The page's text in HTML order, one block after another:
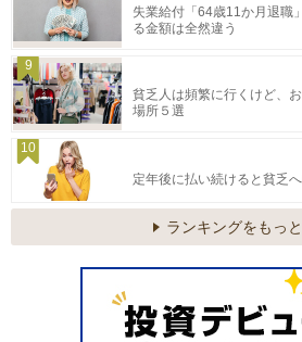
失業給付「64歳11か月退職
る金額は全然違う
9
貧乏人は頻繁に行くけど、
場所５選
10
定年後に払い続けると貧乏
ランキングをもっ